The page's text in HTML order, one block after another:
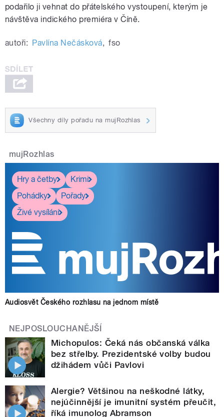
podařilo ji vehnat do přátelského vystoupení, kterým je
návštěva indického premiéra v Číně.
autoři: Pavlína Nečásková, fso
Všechny díly pořadu na mujRozhlas
mujRozhlas
Hry a četby
Krimi
Pohádky
Pořady
Živé vysílání
Audiosvět Českého rozhlasu na jednom místě
NEJPOSLOUCHANĚJŠÍ
Michopulos: Čeká nás občanská válka
bez střelby. Prezidentské volby budou
džihádem vůči Pavlovi
Alergie? Většinou na neškodné látky,
nejúčinnější je imunitní systém přeučit,
říká imunolog Abramson